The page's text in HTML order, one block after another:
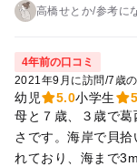
深いと思います。 【見つけた生き物】 で、肝心の生き物です
かるくらいなのと、
カニ？） カニはたくさんいるのに、砂と同化していて存在に気
がつくまでに2時間
と思いましたが、
難しすぎて捕まえられませんで
しんでましたが、生
高橋せとか/参考に
4年前の口コミ
2021年9月に訪問/7歳
幼児 5.0小学生
母と７歳、３歳で
さです。海岸で貝
れており、海まで